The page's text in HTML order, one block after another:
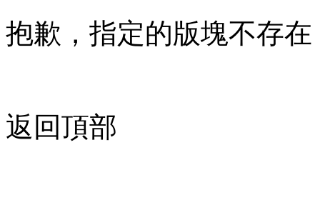
抱歉，指定的版塊不存在
返回頂部